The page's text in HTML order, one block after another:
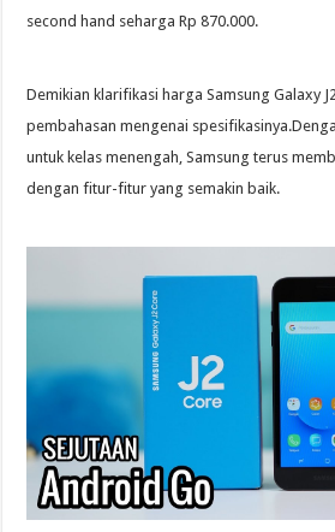
second hand seharga Rp 870.000.
Demikian klarifikasi harga Samsung Galaxy
pembahasan mengenai
untuk kelas menengah, Samsung terus
dengan fitur-fitur yang semakin baik.